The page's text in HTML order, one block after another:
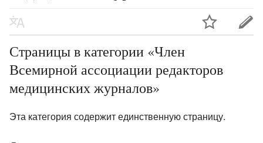
Страницы в категории «Член
Всемирной ассоциации редакторов
медицинских журналов»
Эта категория содержит единственную страницу.